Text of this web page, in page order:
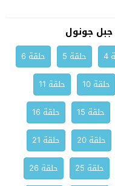
جونول
حلقة 5
حلقة 6
حلقة 10
حلقة 11
حلقة 15
حلقة 16
حلقة 20
حلقة 21
حلقة 25
حلقة 26